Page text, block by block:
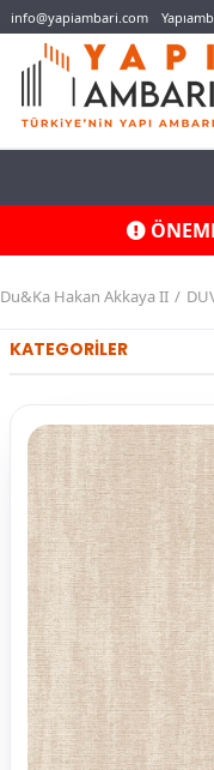
info@yapiambari.com
Du&Ka Hakan Akkaya II
KATEGORİLER